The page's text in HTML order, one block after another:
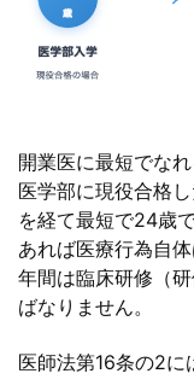
開業医に最短でな
医学部に現役合格
を経て最短で24歳
あれば医療行為自
年間は臨床研修（
ばなりません。
医師法第16条の2に